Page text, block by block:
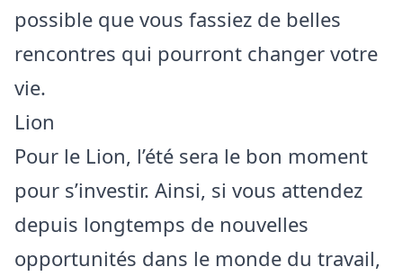
possible que vous fassiez de belles
rencontres qui pourront changer votre
vie.
Lion
Pour le Lion, l’été sera le bon moment
pour s’investir. Ainsi, si vous attendez
depuis longtemps de nouvelles
opportunités dans le monde du travail,